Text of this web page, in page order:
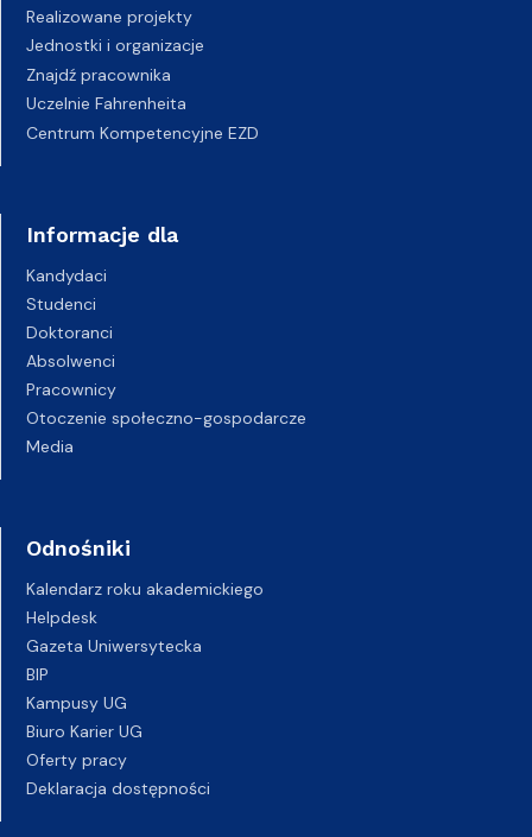
Realizowane projekty
Jednostki i organizacje
Znajdź pracownika
Uczelnie Fahrenheita
Centrum Kompetencyjne EZD
Informacje dla
Kandydaci
Studenci
Doktoranci
Absolwenci
Pracownicy
Otoczenie społeczno-gospodarcze
Media
Odnośniki
Kalendarz roku akademickiego
Helpdesk
Gazeta Uniwersytecka
BIP
Kampusy UG
Biuro Karier UG
Oferty pracy
Deklaracja dostępności